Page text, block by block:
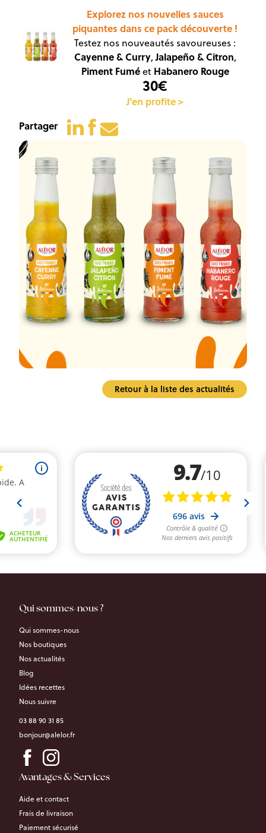
Retour à la liste des actualités
Explorez nos nouvelles sauces
piquantes dans ce pack découverte !
Testez nos nouveautés savoureuses :
Cayenne & Curry,Jalapeño & Citron,
Piment Fuméet Habanero Rouge
30€
J'en profite >
Partager
Qui sommes-nous ?
Qui sommes-nous
Nos boutiques
Nos actualités
Blog
Idées recettes
Nous suivre
03 88 90 31 85
bonjour@alelor.fr
Avantages & Services
Aide et contact
Frais de livraison
Paiement sécurisé